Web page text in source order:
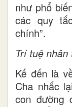
như phổ
các quy
chính”.
Trí tuệ nhân
Kế đến là
Cha nhắc
con đường